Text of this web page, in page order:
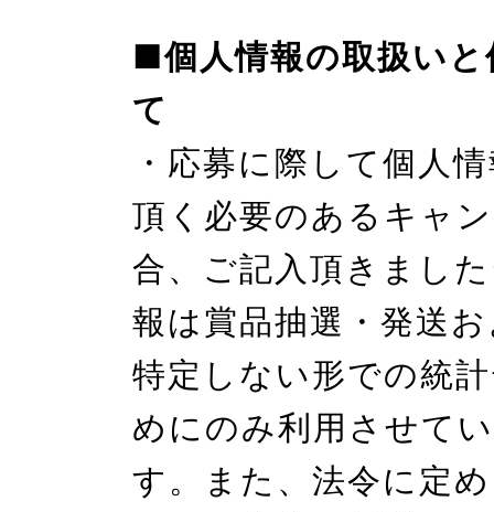
■個人情報の取扱い
て
・応募に際して個人
頂く必要のあるキャ
合、ご記入頂きまし
報は賞品抽選・発送
特定しない形での統
めにのみ利用させて
す。また、法令に定